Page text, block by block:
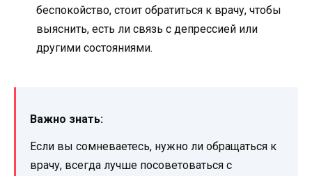
беспокойство, стоит обратиться к врачу, чтобы
выяснить, есть ли связь с депрессией или
другими состояниями.
Важно знать:
Если вы сомневаетесь, нужно ли обращаться к
врачу, всегда лучше посоветоваться с